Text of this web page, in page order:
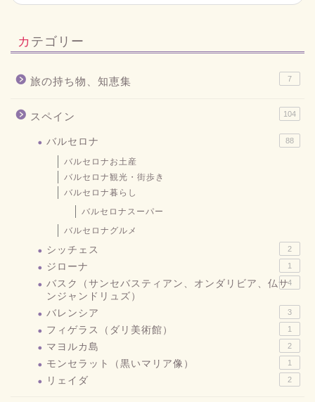
カテゴリー
旅の持ち物、知恵集 7
スペイン 104
バルセロナ 88
バルセロナお土産
バルセロナ観光・街歩き
バルセロナ暮らし
バルセロナスーパー
バルセロナグルメ
シッチェス 2
ジローナ 1
バスク（サンセバスティアン、オンダリビア、仏サ
ンジャンドリュズ）
4
バレンシア 3
フィゲラス（ダリ美術館） 1
マヨルカ島 2
モンセラット（黒いマリア像） 1
リェイダ 2